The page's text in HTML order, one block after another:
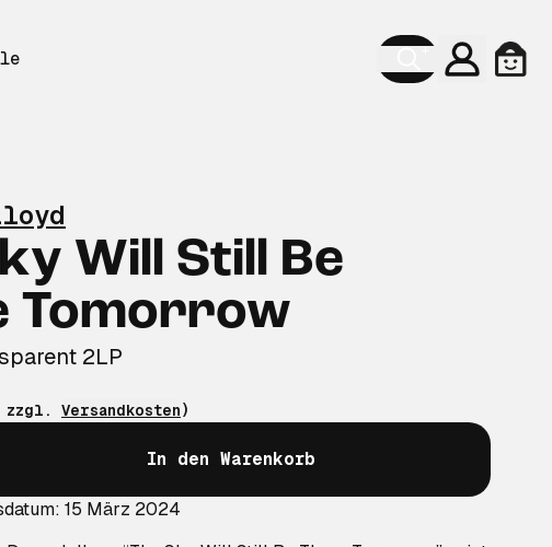
Konto
Will Still Be
Tomorrow
2LP
zzgl. Versandkosten)
In den Warenkorb
15 März 2024